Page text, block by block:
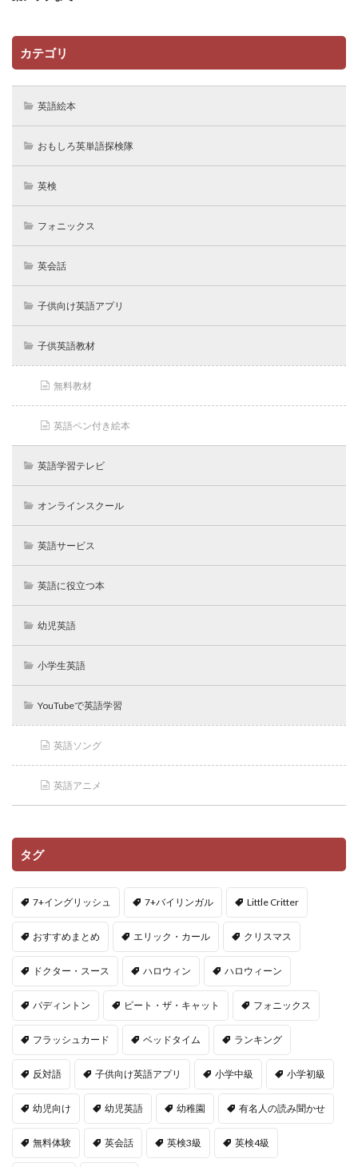
カテゴリ
英語絵本
おもしろ英単語探検隊
英検
フォニックス
英会話
子供向け英語アプリ
子供英語教材
無料教材
英語ペン付き絵本
英語学習テレビ
オンラインスクール
英語サービス
英語に役立つ本
幼児英語
小学生英語
YouTubeで英語学習
英語ソング
英語アニメ
タグ
7+イングリッシュ 7+バイリンガル Little Critter
おすすめまとめ エリック・カール クリスマス
ドクター・スース ハロウィン ハロウィーン
パディントン ピート・ザ・キャット フォニックス
フラッシュカード ベッドタイム ランキング
反対語 子供向け英語アプリ 小学中級 小学初級
幼児向け 幼児英語 幼稚園 有名人の読み聞かせ
無料体験 英会話 英検3級 英検4級